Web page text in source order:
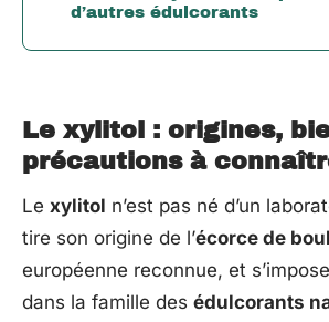
d’autres édulcorants
Le xylitol : origines,
précautions à
Le xylitol n’est pas né d’un
tire son origine de l’écorce de
européenne reconnue, et
dans la famille des édulcorants